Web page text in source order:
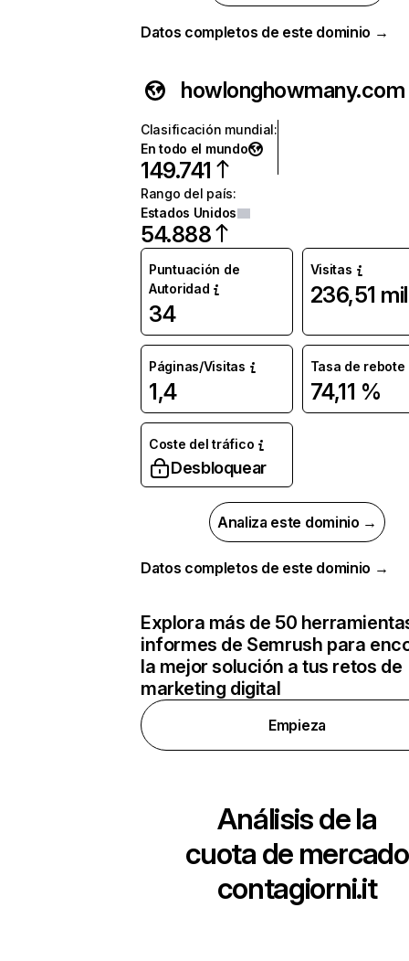
Datos completos de este dominio →
howlonghowmany.com
Clasificación mundial:
En todo el mundo
149.741
Rango del país:
Estados Unidos
54.888
Puntuación de
Autoridad
34
Visitas
236,51 mil
Páginas/Visitas
1,4
Tasa de rebote
74,11 %
Coste del tráfico
Desbloquear
Analiza este dominio →
Datos completos de este dominio →
Explora más de 50
informes de Semrush para
la mejor solución a tus retos de
marketing digital
Empieza
Análisis de la
cuota de mercado
contagiorni.it